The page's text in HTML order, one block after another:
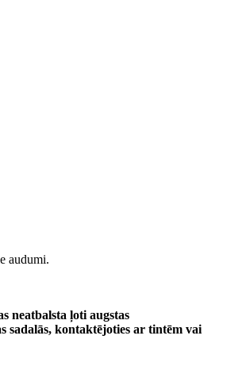
audumi.
neatbalsta ļoti augstas
sadalās, kontaktējoties ar tintēm vai